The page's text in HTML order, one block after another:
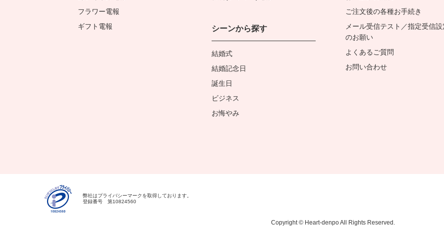
フラワー電報
ギフト電報
シーンから探す
結婚式
結婚記念日
誕生日
ビジネス
お悔やみ
ご注文後の各種お手続き
メール受信テスト／指定受信設
のお願い
よくあるご質問
お問い合わせ
弊社はプライバシーマークを取得しております。
登録番号 第10824560
Copyright © Heart-denpo All Rights Reserved.